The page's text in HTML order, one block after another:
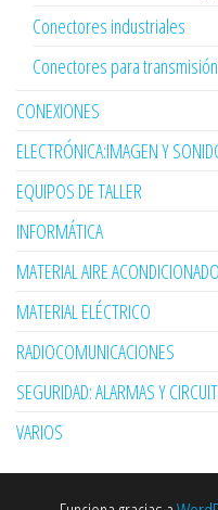
Conectores industriales
Conectores para
CONEXIONES
ELECTRÓNICA:IMAGEN Y
EQUIPOS DE TALLER
INFORMÁTICA
MATERIAL AIRE ACONDICIONADO
MATERIAL ELÉCTRICO
RADIOCOMUNICACIONES
SEGURIDAD: ALARMAS Y
VARIOS